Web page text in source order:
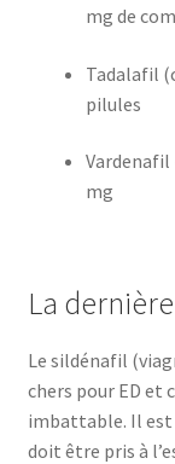
mg de
Tadalafil
pilules
Vardenafil
mg
La
Le sildénafil
chers pour ED et
imbattable. Il est
doit être pris à